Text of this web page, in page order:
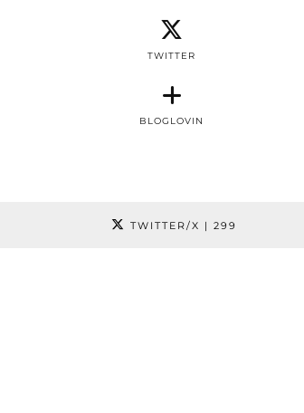
TWITTER
BLOGLOVIN
TWITTER/X | 299